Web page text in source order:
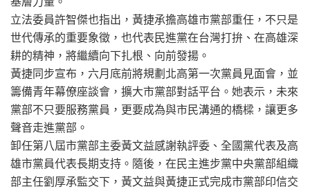
立法委員許智傑也指出，黃捷承擔高雄市黨部重任，不只是
世代傳承的重要象徵，也代表民進黨在台灣打拚、在高雄深
耕的精神，將繼續向下扎根、向前發揚。
黃捷同步宣布，六月底前將規劃北高第一次黨員見面會，並
籌備青年幕僚座談會，擴大市黨部對話平台。她表示，未來
黨部不只要服務黨員，更要成為與市民溝通的橋樑，讓更多
聲音走進黨部。
卸任第八屆市黨部主委黃文益感謝執評委、全國黨代表及高
雄市黨員代表長期支持。隨後，在民主進步黨中央黨部組織
部主任劉厚承監交下，黃文益與黃捷正式完成市黨部印信交